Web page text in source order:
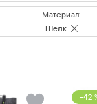
Материал:
Шёлк
-42